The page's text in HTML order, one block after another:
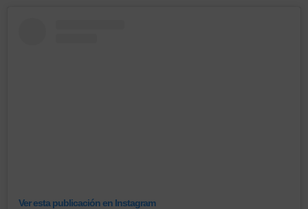
Ver esta publicación en Instagram